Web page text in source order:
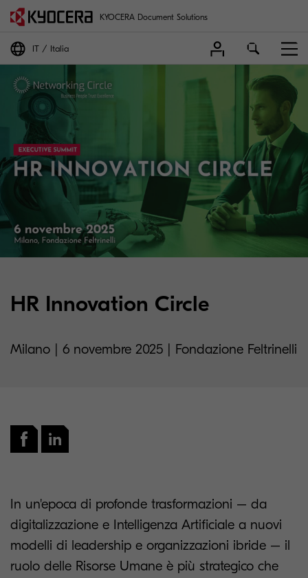
KYOCERA Document Solutions
IT Italia
HR Innovation Circle
Milano | 6 novembre 2025 | Fondazione Feltrinelli
In un'epoca di profonde trasformazioni – da
digitalizzazione e Intelligenza Artificiale a nuovi
modelli di leadership e organizzazioni ibride – il
ruolo delle Risorse Umane è più strategico che